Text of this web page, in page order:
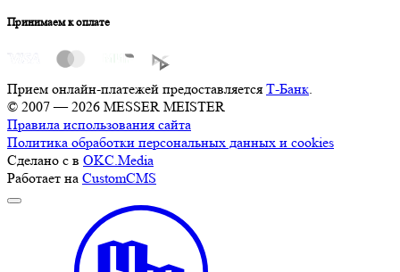
Принимаем к оплате
Прием онлайн-платежей предоставляется Т-Банк.
© 2007 — 2026 MESSER MEISTER
Правила использования сайта
Политика обработки персональных данных и cookies
Сделано с в OKC.Media
Работает на CustomCMS